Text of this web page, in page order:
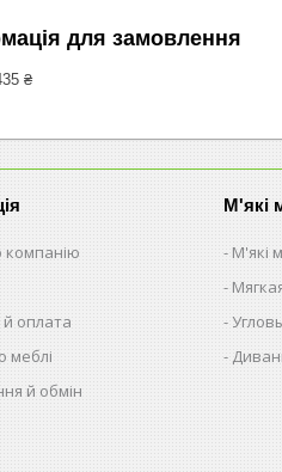
для замовлення
₴
компанію
оплата
меблі
й обмін
М'які
М'які